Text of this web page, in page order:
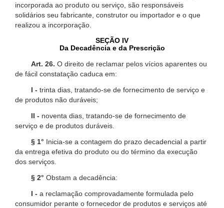
incorporada ao produto ou serviço, são responsáveis
solidários seu fabricante, construtor ou importador e o que
realizou a incorporação.
SEÇÃO IV
Da Decadência e da Prescrição
Art. 26. O direito de reclamar pelos vícios aparentes ou
de fácil constatação caduca em:
I - trinta dias, tratando-se de fornecimento de serviço e
de produtos não duráveis;
II - noventa dias, tratando-se de fornecimento de
serviço e de produtos duráveis.
§ 1° Inicia-se a contagem do prazo decadencial a partir
da entrega efetiva do produto ou do término da execução
dos serviços.
§ 2° Obstam a decadência:
I - a reclamação comprovadamente formulada pelo
consumidor perante o fornecedor de produtos e serviços até